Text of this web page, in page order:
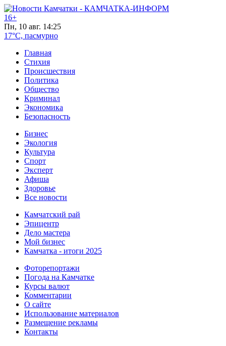
16+
Пн, 10 авг. 14:25
17°C, пасмурно
Главная
Стихия
Происшествия
Политика
Общество
Криминал
Экономика
Безопасность
Бизнес
Экология
Культура
Спорт
Эксперт
Афиша
Здоровье
Все новости
Камчатский рай
Эпицентр
Дело мастера
Мой бизнес
Камчатка - итоги 2025
Фоторепортажи
Погода на Камчатке
Курсы валют
Комментарии
О сайте
Использование материалов
Размещение рекламы
Контакты